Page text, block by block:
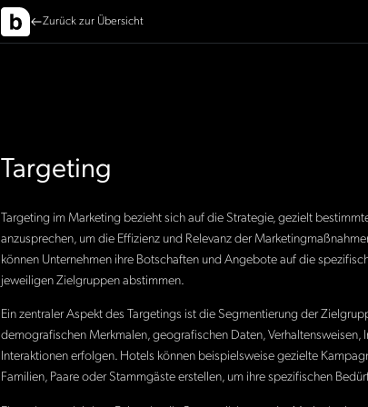
Zurück zur Übersicht
Targeting
Targeting im Marketing bezieht sich auf die Strategie, gezielt
anzusprechen, um die Effizienz und Relevanz der
können Unternehmen ihre Botschaften und Angebote auf die
jeweiligen Zielgruppen abstimmen.
Ein zentraler Aspekt des Targetings ist die Segmentierung der
demografischen Merkmalen, geografischen Daten, Verhaltensweisen,
Interaktionen erfolgen. Hotels können beispielsweise gezielte
Familien, Paare oder Stammgäste erstellen, um ihre spezifischen